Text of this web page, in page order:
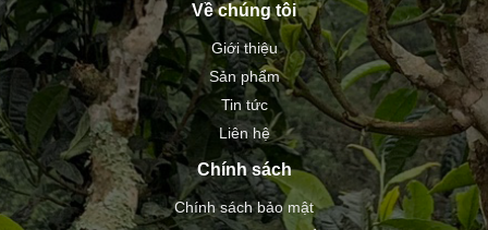
Về chúng tôi
Giới thiệu
Sản phẩm
Tin tức
Liên hệ
Chính sách
Chính sách bảo mật